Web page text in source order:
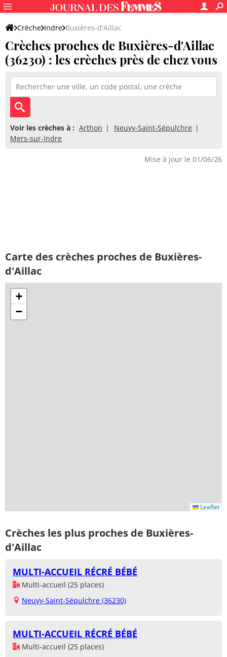
Crèche Indre Buxières-d'Aillac
Crèches proches de Buxières-d'Aillac
(36230) : les crèches près de chez vous
Voir les crèches à : Arthon
Neuvy-Saint-Sépulchre
Mers-sur-Indre
Mise à jour le 01/06/26
Carte des crèches proches de Buxières-
d'Aillac
+
−
Leaflet
Crèches les plus proches de Buxières-
d'Aillac
MULTI-ACCUEIL RÉCRÉ BÉBÉ
Multi-accueil (25 places)
Neuvy-Saint-Sépulchre (36230)
MULTI-ACCUEIL RÉCRÉ BÉBÉ
Multi-accueil (25 places)